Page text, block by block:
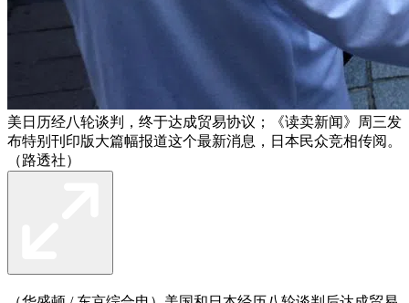
美日历经八轮谈判，终于达成贸易协议；《读卖新闻》周三发
布特别刊印版大篇幅报道这个最新消息，日本民众竞相传阅。
（路透社）